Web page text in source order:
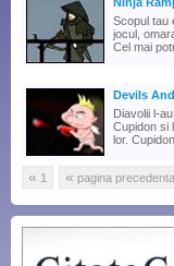
Scopul tau
jocul,
Cel mai
Devils
Diavolii l-
Cupidon si
lor. Cupidon
« 1 « pagina precedenta